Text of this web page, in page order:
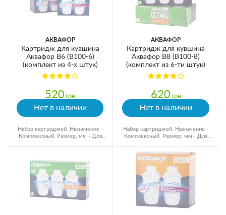
АКВАФОР
Картридж для кувшина
Аквафор В6 (В100-6)
(комплект из 4-х штук)
520 грн
Нет в наличии
Набор картриджей, Назначение -
Комплексный, Размер, мм - Для
АКВАФОР
Картридж для кувшина
Аквафор В8 (В100-8)
(комплект из 6-ти штук)
620 грн
Нет в наличии
Набор картриджей, Назначение -
Комплексный, Размер, мм - Для